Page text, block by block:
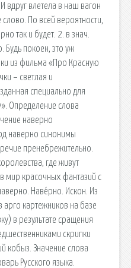
вдруг влетела в наш вагон
По всей вероятности,
так и будет. 2. в знач.
Будь покоен, это уж
из фильма «Про Красную
− светлая и
специально для
Определение слова
наверно
наверно синонимы
пренебрежительно.
где живут
мир красочных фантазий с
Наве́рно. Искон. Из
картежников на базе
в результате сращения
скрипки
кобыз. Значение слова
Русского языка.